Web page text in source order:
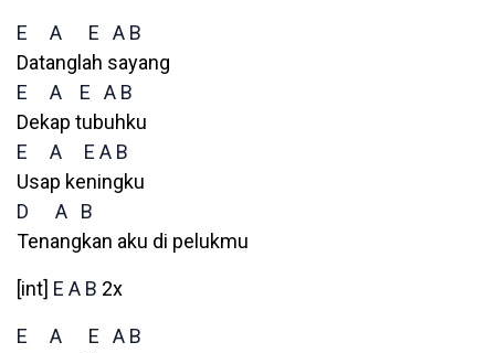
E A E A B
Datanglah sayang
E
A E A B
Dekap tubuhku
E
A E A B
Usap keningku
D
A
B
Tenangkan aku di pelukmu
[int] E A B 2x
E A E A B